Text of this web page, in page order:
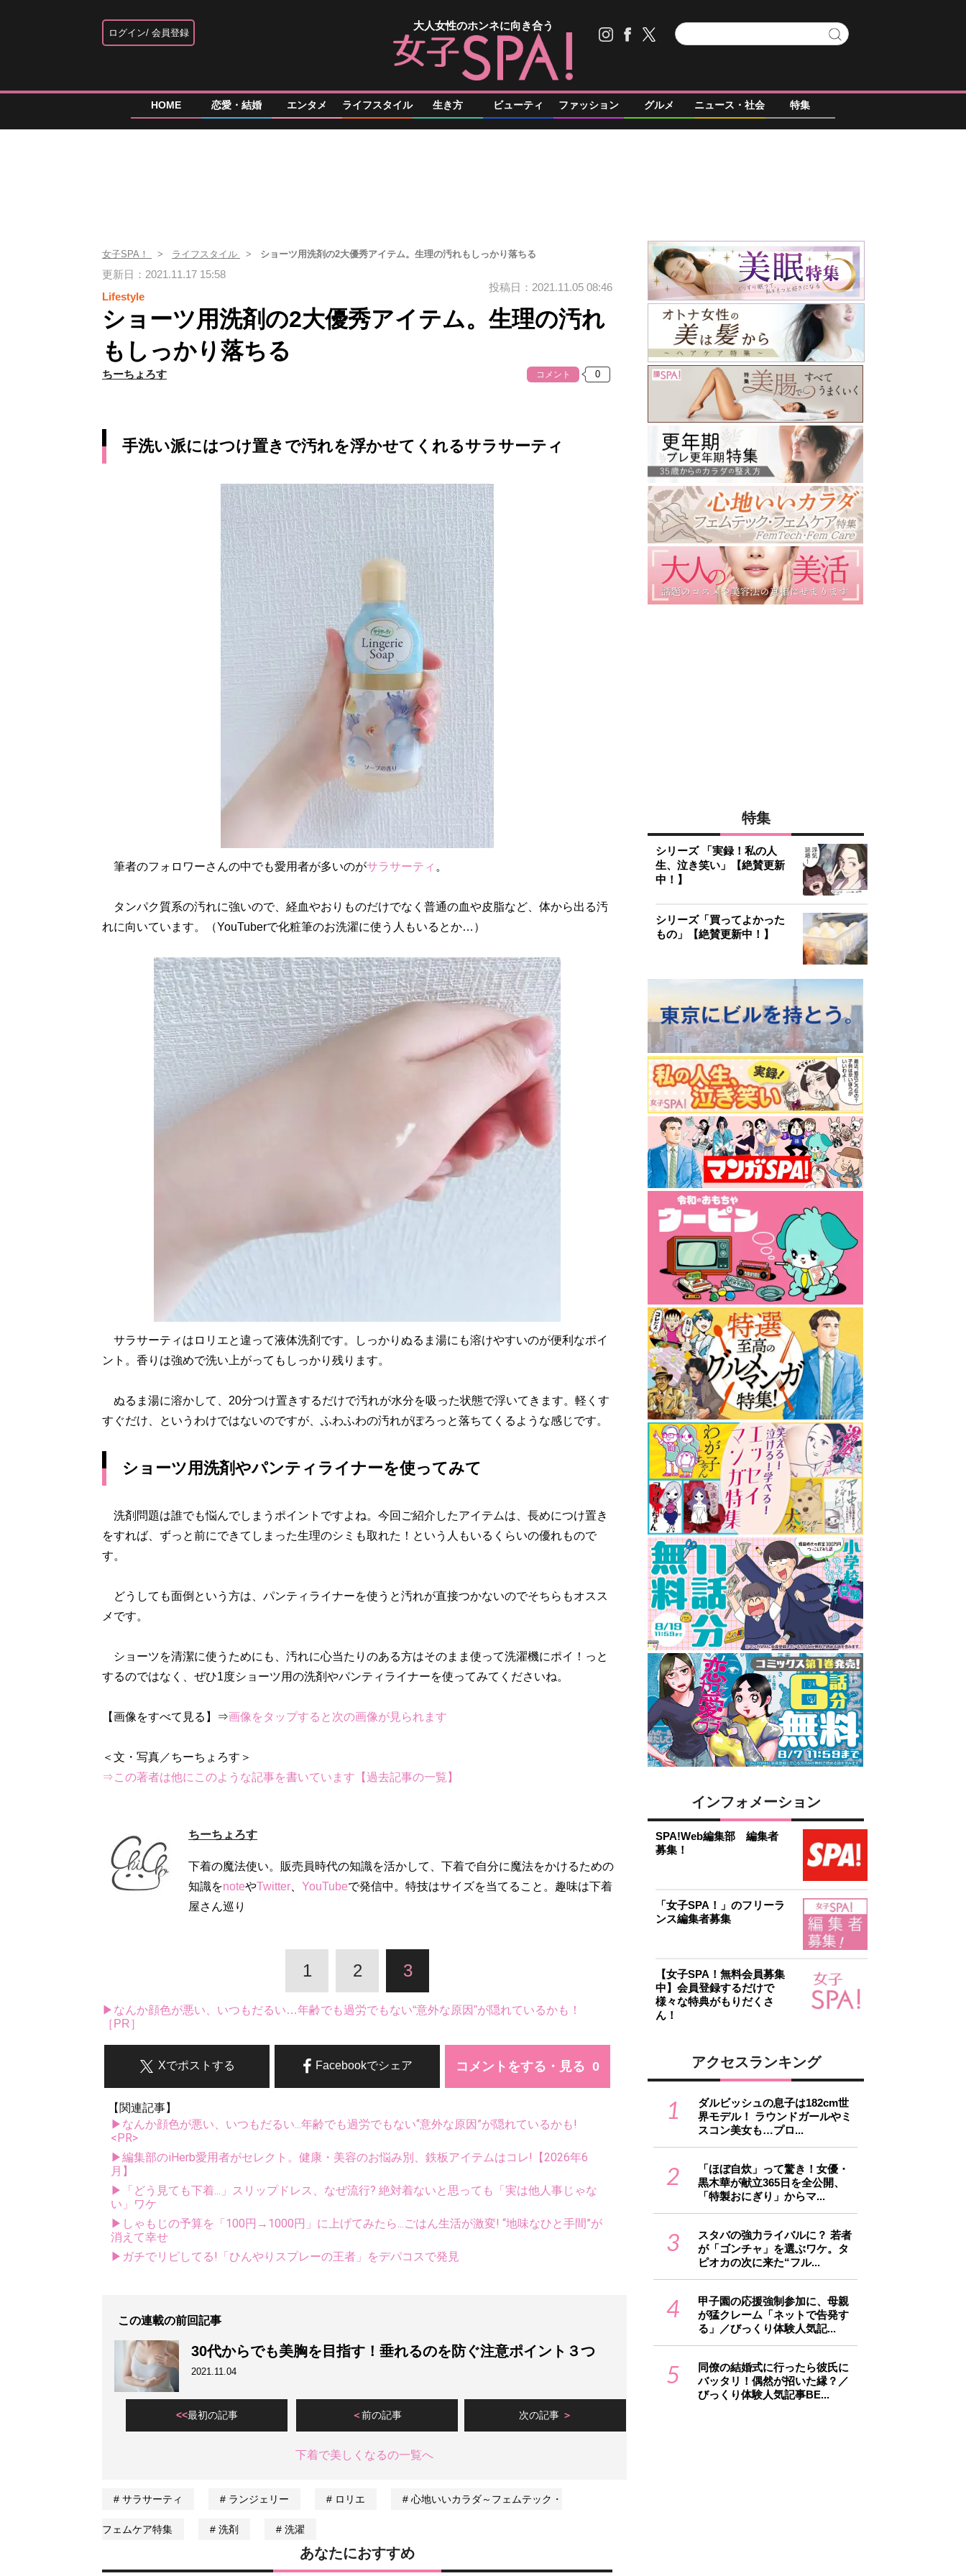
ログイン 会員登録
大人女性のホンネに向き合う
HOME 恋愛・結婚 エンタメ ライフスタイル 生き方 ビューティ ファッション グルメ ニュース・社会 特集
女子SPA！ ライフスタイル ショーツ用洗剤の2大優秀アイテム。生理の汚れもしっかり落ちる
更新日：2021.11.17 15:58
Lifestyle
投稿日：2021.11.05 08:46
ショーツ用洗剤の2大優秀アイテム。生理の汚れ
もしっかり落ちる
ちーちょろす コメント
手洗い派にはつけ置きで汚れを浮かせてくれるサラサーティ
筆者のフォロワーさんの中でも愛用者が多いのがサラサーティ 。
タンパク質系の汚れに強いので、経血やおりものだけでなく普通の血や皮脂など、体から出る汚
れに向いています。（YouTuberで化粧筆のお洗濯に使う人もいるとか…）
サラサーティはロリエと違って液体洗剤です。しっかりぬるま湯にも溶けやすいのが便利なポイ
ント。香りは強めで洗い上がってもしっかり残ります。
ぬるま湯に溶かして、20分つけ置きするだけで汚れが水分を吸った状態で浮いてきます。軽くす
すぐだけ、というわけではないのですが、ふわふわの汚れがぽろっと落ちてくるような感じです。
ショーツ用洗剤やパンティライナーを使ってみて
洗剤問題は誰でも悩んでしまうポイントですよね。今回ご紹介したアイテムは、長めにつけ置き
をすれば、ずっと前にできてしまった生理のシミも取れた！という人もいるくらいの優れもので
す。
どうしても面倒という方は、パンティライナーを使うと汚れが直接つかないのでそちらもオスス
メです。
ショーツを清潔に使うためにも、汚れに心当たりのある方はそのまま使って洗濯機にポイ！っと
するのではなく、ぜひ1度ショーツ用の洗剤やパンティライナーを使ってみてくださいね。
【画像をすべて見る】⇒画像をタップすると次の画像が見られます
⇒この著者は他にこのような記事を書いています【過去記事の一覧】
ちーちょろす
下着の魔法使い。販売員時代の知識を活かして、下着で自分に魔法をかけるための
知識をnoteやTwitter YouTubeで発信中。特技はサイズを当てること。趣味は下着
屋さん巡り
1 2 3
▶なんか顔色が悪い、いつもだるい…年齢でも過労でもない“意外な原因”が隠れているかも！
［PR］
コメントをする・見る
Facebookでシェア
Xでポストする
【関連記事】
▶なんか顔色が悪い、いつもだるい...年齢でも過労でもない“意外な原因”が隠れているかも!
<PR>
▶編集部のiHerb愛用者がセレクト。健康・美容のお悩み別、鉄板アイテムはコレ!【2026年6
月】
▶「どう見ても下着...」スリップドレス、なぜ流行? 絶対着ないと思っても「実は他人事じゃな
い」ワケ
▶しゃもじの予算を「100円→1000円」に上げてみたら...ごはん生活が激変! “地味なひと手間”が
消えて幸せ
▶ガチでリピしてる!「ひんやりスプレーの王者」をデパコスで発見
この連載の前回記事
30代からでも美胸を目指す！垂れるのを防ぐ注意ポイント３つ
2021.11.04
最初の記事 前の記事 次の記事
下着で美しくなるの一覧へ
サラサーティ ランジェリー ロリエ 心地いいカラダ～フェムテック・
フェムケア特集 洗剤 洗濯
あなたにおすすめ
特集
シリーズ 「実録！私の人
生、泣き笑い」【絶賛更新
中！】
シリーズ「買ってよかった
もの」【絶賛更新中！】
インフォメーション
SPA!Web編集部 編集者
募集！
「女子SPA！」のフリーラ
ンス編集者募集
【女子SPA！無料会員募集
中】会員登録するだけで
様々な特典がもりだくさ
ん！
アクセスランキング
1
ダルビッシュの息子は182cm世
界モデル！ ラウンドガールやミ
スコン美女も…プロ...
2
「ほぼ自炊」って驚き！女優・
黒木華が献立365日を全公開、
「特製おにぎり」からマ...
3
スタバの強力ライバルに？ 若者
が「ゴンチャ」を選ぶワケ。タ
ピオカの次に来た“フル...
4
甲子園の応援強制参加に、母親
が猛クレーム「ネットで告発す
る」／びっくり体験人気記...
5
同僚の結婚式に行ったら彼氏に
バッタリ！偶然が招いた縁？／
びっくり体験人気記事BE...